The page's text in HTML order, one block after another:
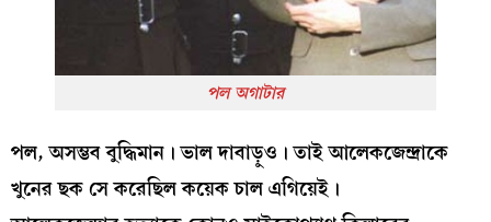
পল অগাটার
পল, অসম্ভব বুদ্ধিমান। ভাল দাবাড়ুও। তাই আলেকজেন্দ্রাকে
খুনের ছক সে করেছিল কয়েক চাল এগিয়েই।